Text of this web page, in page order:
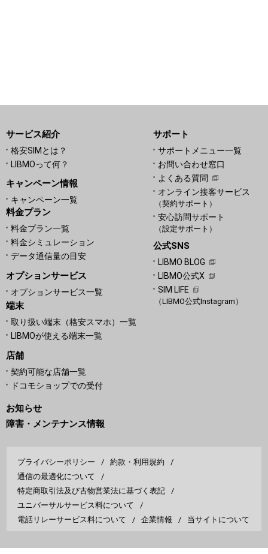
サービス紹介
格安SIMとは？
LIBMOって何？
キャンペーン情報
キャンペーン一覧
料金プラン
料金プラン一覧
料金シミュレーション
データ通信量の目安
オプションサービス
オプションサービス一覧
端末
取り扱い端末（格安スマホ）一覧
LIBMOが使える端末一覧
店舗
契約可能な店舗一覧
ドコモショップでの受付
サポート
サポートメニュー一覧
お問い合わせ窓口
よくある質問
オンライン接客サービス
（契約サポート）
安心訪問サポート
（設定サポート）
公式SNS
LIBMO BLOG
LIBMO公式X
SIM LIFE
（LIBMO公式Instagram）
お知らせ
障害・メンテナンス情報
プライバシーポリシー
約款・利用規約
通信の最適化について
特定商取引法及び古物営業法に基づく表記
ユニバーサルサービス料について
電話リレーサービス料について
企業情報 当サイトについて